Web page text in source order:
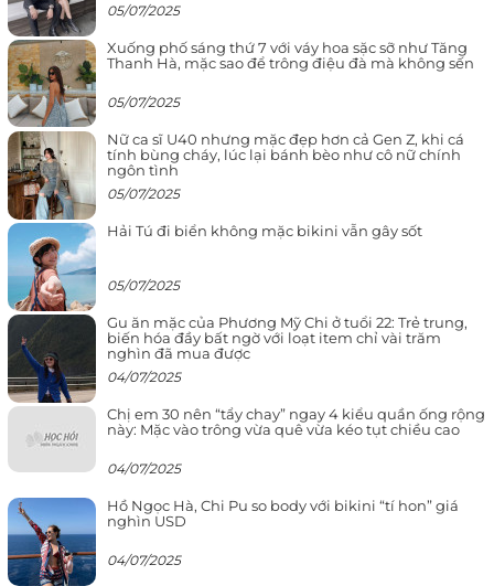
05/07/2025
Xuống phố sáng thứ 7 với váy hoa sặc sỡ như Tăng
Thanh Hà, mặc sao để trông điệu đà mà không sến
05/07/2025
Nữ ca sĩ U40 nhưng mặc đẹp hơn cả Gen Z, khi cá
tính bùng cháy, lúc lại bánh bèo như cô nữ chính
ngôn tình
05/07/2025
Hải Tú đi biển không mặc bikini vẫn gây sốt
05/07/2025
Gu ăn mặc của Phương Mỹ Chi ở tuổi 22: Trẻ trung,
biến hóa đầy bất ngờ với loạt item chỉ vài trăm
nghìn đã mua được
04/07/2025
Chị em 30 nên “tẩy chay” ngay 4 kiểu quần ống rộng
này: Mặc vào trông vừa quê vừa kéo tụt chiều cao
04/07/2025
Hồ Ngọc Hà, Chi Pu so body với bikini “tí hon” giá
nghìn USD
04/07/2025